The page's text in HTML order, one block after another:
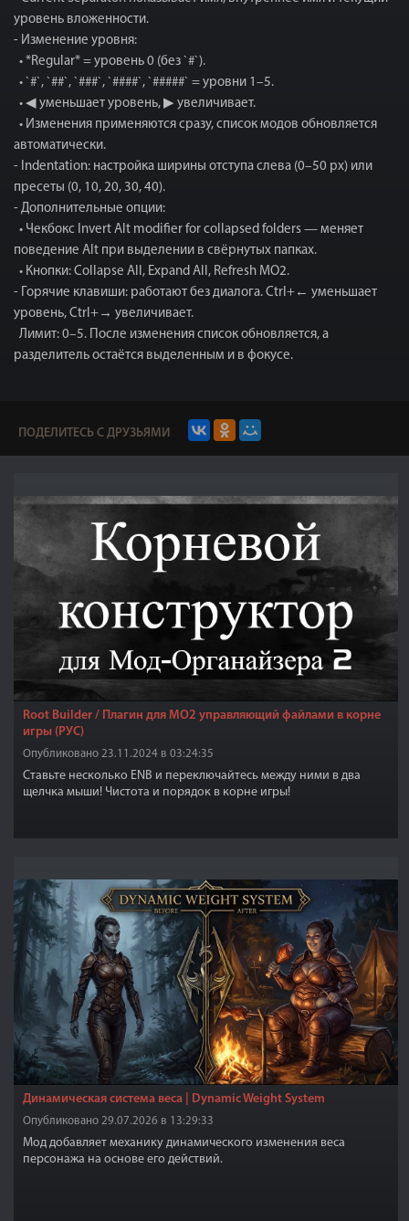
уровень вложенности.
- Изменение уровня:
• *Regular* = уровень 0 (без `#`).
• `#`, `##`, `###`, `####`, `#####` = уровни 1–5.
• ◀ уменьшает уровень, ▶ увеличивает.
• Изменения применяются сразу, список модов обновляется
автоматически.
- Indentation: настройка ширины отступа слева (0–50 px) или
пресеты (0, 10, 20, 30, 40).
- Дополнительные опции:
• Чекбокс Invert Alt modifier for collapsed folders — меняет
поведение Alt при выделении в свёрнутых папках.
• Кнопки: Collapse All, Expand All, Refresh MO2.
- Горячие клавиши: работают без диалога. Ctrl+← уменьшает
уровень, Ctrl+→ увеличивает.
Лимит: 0–5. После изменения список обновляется, а
разделитель остаётся выделенным и в фокусе.
ПОДЕЛИТЕСЬ С ДРУЗЬЯМИ
Root Builder / Плагин для МО2 управляющий файлами в корне
игры (РУС)
Опубликовано 23.11.2024 в 03:24:35
Ставьте несколько ENB и переключайтесь между ними в два
щелчка мыши! Чистота и порядок в корне игры!
Динамическая система веса | Dynamic Weight System
Опубликовано 29.07.2026 в 13:29:33
Мод добавляет механику динамического изменения веса
персонажа на основе его действий.